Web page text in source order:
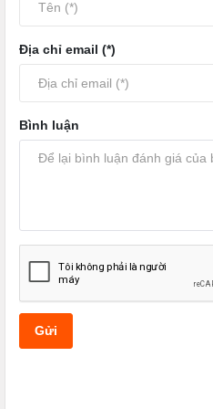
Quang Âm Chi Ngoại - Tập
Quang Âm Chi Ngoại - Tập
Quang Âm Chi Ngoại - Tập
Quang Âm Chi Ngoại - Tập
Quang Âm Chi Ngoại -
Quang Âm Chi Ngoại - Tập
Quang Âm Chi Ngoại - Tập
Quang Âm Chi Ngoại - Tập
Địa chỉ email (*)
Bình luận
Gửi